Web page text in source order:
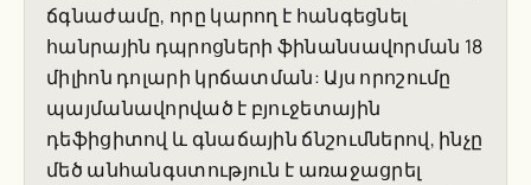
ճգնաժամը, որը կարող է հանգեցնել
հանրային դպրոցների ֆինանսավորման 18
միլիոն դոլարի կրճատման: Այս որոշումը
պայմանավորված է բյուջետային
դեֆիցիտով և գնաճային ճնշումներով, ինչը
մեծ անհանգստություն է առաջացրել